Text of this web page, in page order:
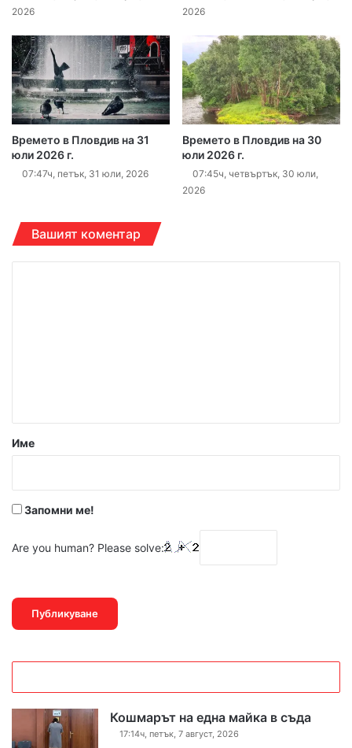
2026
2026
Времето в Пловдив на 31
юли 2026 г.
07:47ч, петък, 31 юли, 2026
Времето в Пловдив на 30
юли 2026 г.
07:45ч, четвъртък, 30 юли,
2026
Вашият коментар
р
Име
Запомни ме!
Are you human? Please solve:
Кошмарът на една майка в съда
17:14ч, петък, 7 август, 2026